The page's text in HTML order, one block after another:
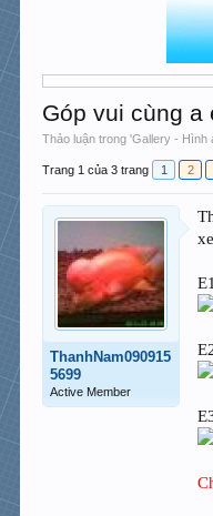
Góp vui cùng a
Thảo luận trong 'Gallery - Hình
Trang 1 của 3 trang 1 2
ThanhNam090915
5699
Active Member